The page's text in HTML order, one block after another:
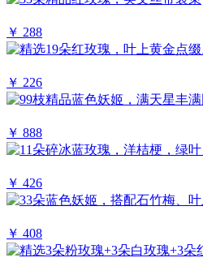
￥ 288
￥ 226
￥ 888
￥ 426
￥ 408